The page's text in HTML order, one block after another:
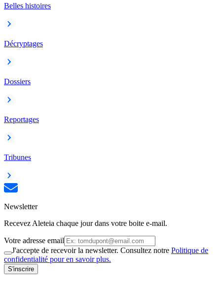
Belles histoires
Décryptages
Dossiers
Reportages
Tribunes
Newsletter
Recevez Aleteia chaque jour dans votre boite e-mail.
Votre adresse email
J'accepte de recevoir la newsletter. Consultez notre Politique de
confidentialité pour en savoir plus.
S'inscrire